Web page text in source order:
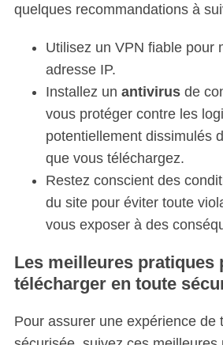
quelques recommandations à
Utilisez un VPN fiable pour
adresse IP.
Installez un antivirusde
vous protéger contre les
potentiellement dissimulés
que vous téléchargez.
Restez conscient des
du site pour éviter toute
vous exposer à des
Les meilleures pratiques
télécharger en toute
Pour assurer une expérience de